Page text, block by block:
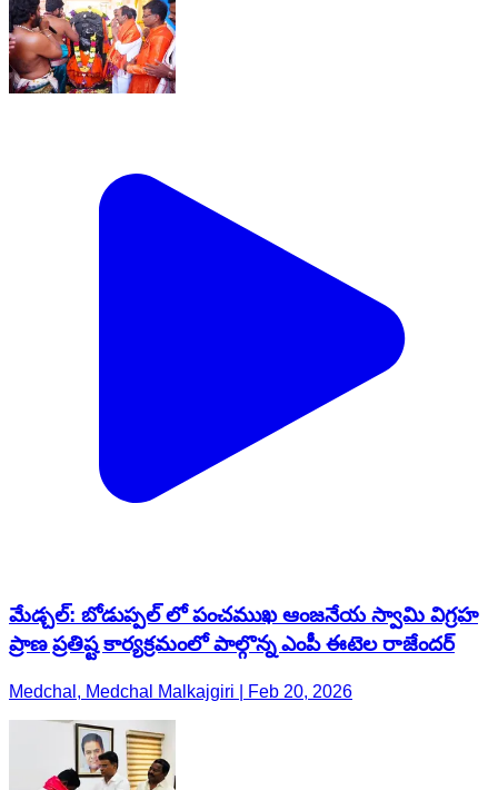
మేడ్చల్: బోడుప్పల్ లో పంచముఖ ఆంజనేయ స్వామి విగ్రహ
ప్రాణ ప్రతిష్ట కార్యక్రమంలో పాల్గొన్న ఎంపీ ఈటెల రాజేందర్
Medchal, Medchal Malkajgiri | Feb 20, 2026